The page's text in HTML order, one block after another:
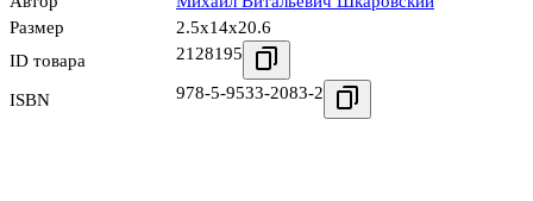
Размер
2.5x14x20.6
ID товара
2128195
ISBN 978-5-9533-2083-2